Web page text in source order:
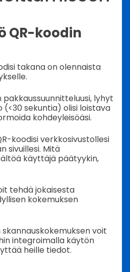
QR-koodin
takana on olennaista
lyhyt
sekuntia) olisi loistava
kohdeyleisöäsi.
koodisi verkkosivustollesi
sivuillesi. Mitä
käyttäjä päätyykin,
tehdä jokaisesta
kokemuksen
skannauskokemuksen voit
integroimalla käytön
heille tiedot.